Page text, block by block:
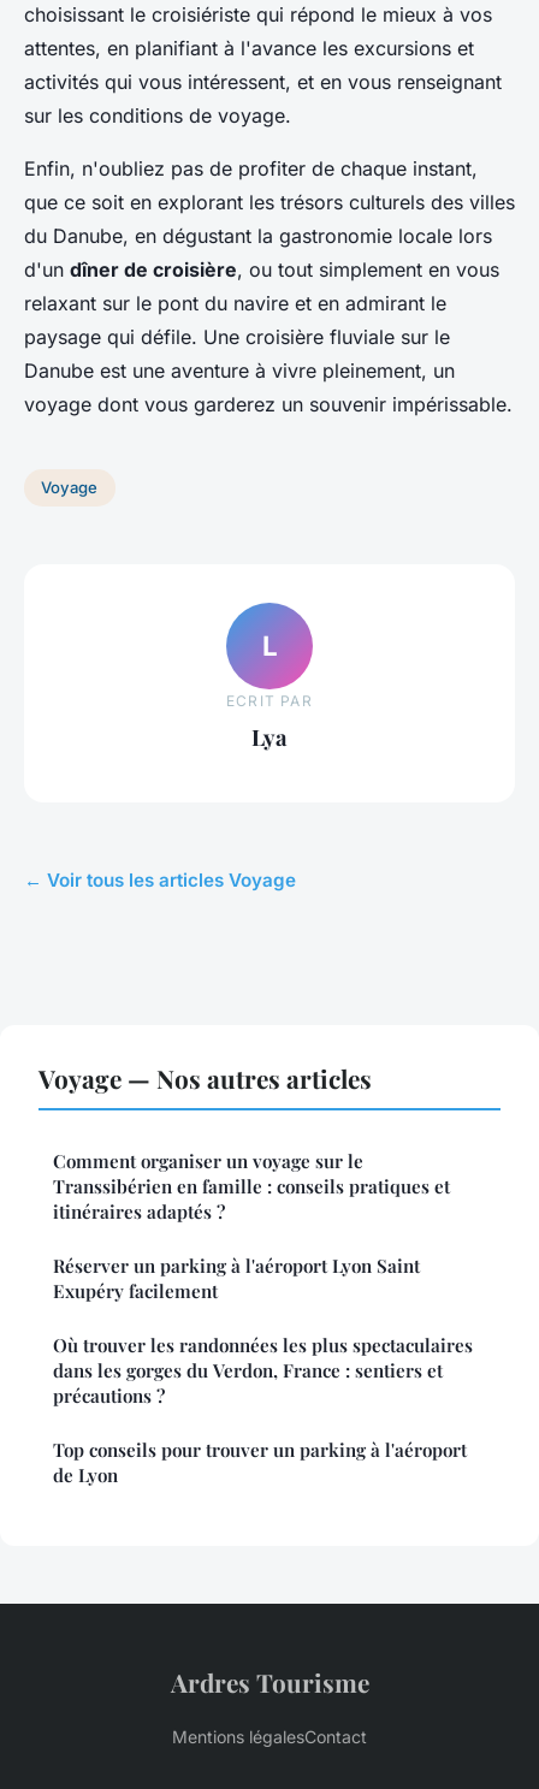
choisissant le croisiériste qui répond le mieux à vos
attentes, en planifiant à l'avance les excursions et
activités qui vous intéressent, et en vous renseignant
sur les conditions de voyage.
Enfin, n'oubliez pas de profiter de chaque instant,
que ce soit en explorant les trésors culturels des villes
du Danube, en dégustant la gastronomie locale lors
d'un dîner de croisière, ou tout simplement en vous
relaxant sur le pont du navire et en admirant le
paysage qui défile. Une croisière fluviale sur le
Danube est une aventure à vivre pleinement, un
voyage dont vous garderez un souvenir impérissable.
Voyage
L
ECRIT PAR
Lya
← Voir tous les articles Voyage
Voyage — Nos autres articles
Comment organiser un voyage sur le
Transsibérien en famille : conseils pratiques et
itinéraires adaptés ?
Réserver un parking à l'aéroport Lyon Saint
Exupéry facilement
Où trouver les randonnées les plus spectaculaires
dans les gorges du Verdon, France : sentiers et
précautions ?
Top conseils pour trouver un parking à l'aéroport
de Lyon
Ardres Tourisme
Mentions légalesContact